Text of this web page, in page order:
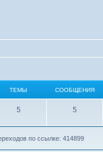
ТЕМЫ СООБЩЕНИЯ
5Т
е
м
5С
о
о
по ссылке: 414899